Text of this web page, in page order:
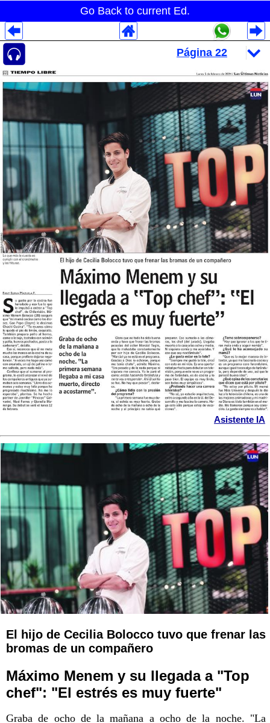
Go Back to current Ed.
Asistente IA
El hijo de Cecilia Bolocco tuvo que frenar las
bromas de un compañero
Máximo Menem y su llegada a "Top
chef": "El estrés es muy fuerte"
Graba de ocho de la mañana a ocho de la noche. "La
Despliegues Analytics
Despliegues Totales
Despliegues por Rubros